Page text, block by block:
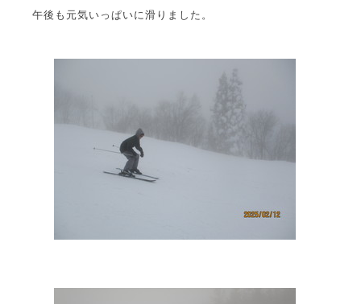
午後も元気いっぱいに滑りました。